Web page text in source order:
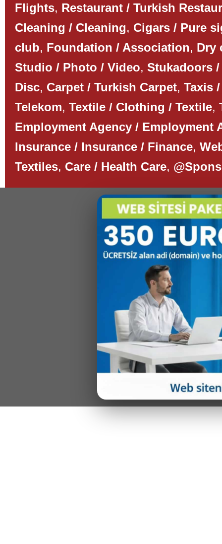
Flights, Restaurant / Turkish
Cleaning / Cleaning, Cigars / Pure
club, Foundation / Association, Dry
Studio / Photo / Video, Stukadoors
Disc, Carpet / Turkish Carpet, Taxis
Telekom, Textile / Clothing / Textile,
Employment Agency / Employment
Insurance / Insurance / Finance,
Textiles, Care / Health Care,